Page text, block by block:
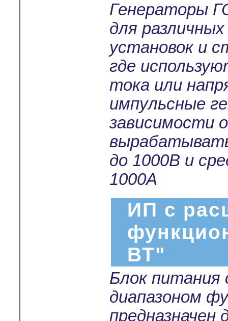
Генераторы
для
установок и
где
тока или
импульсные
зависимости
до 1000В и
1000А
ИП с
ВТ"
Блок питания
диапазоном
предназначен